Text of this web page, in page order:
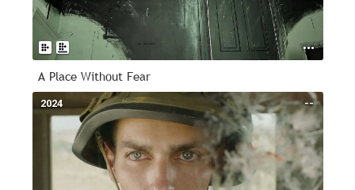
A Place Without Fear
--
2024